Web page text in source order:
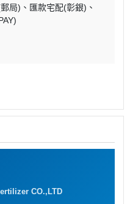
局)
匯款宅配(彰銀)
CO.,LTD